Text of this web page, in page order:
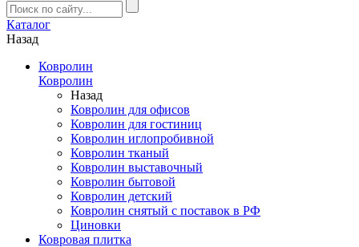
Каталог
Назад
Ковролин
Ковролин
Назад
Ковролин для офисов
Ковролин для гостиниц
Ковролин иглопробивной
Ковролин тканый
Ковролин выставочный
Ковролин бытовой
Ковролин детский
Ковролин снятый с поставок в РФ
Циновки
Ковровая плитка